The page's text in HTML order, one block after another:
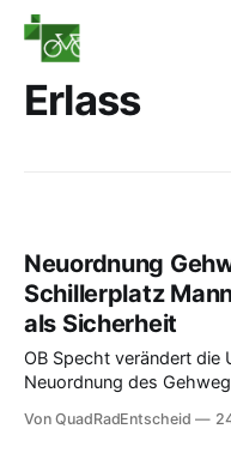
Erlass
Neuordnung
Schillerplatz
als Sicherheit
OB Specht verändert die
Neuordnung des
Von QuadRadEntscheid